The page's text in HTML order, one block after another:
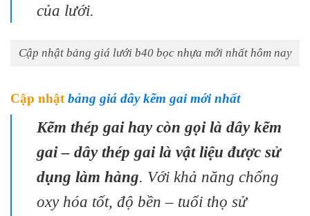
của lưới.
Cập nhật bảng giá lưới b40 bọc nhựa mới nhất hôm nay
Cập nhật bảng giá dây kẽm gai mới nhất
Kẽm thép gai hay còn gọi là dây kẽm
gai – dây thép gai là vật liệu được sử
dụng làm hàng. Với khả năng chống
oxy hóa tốt, độ bền – tuổi thọ sử